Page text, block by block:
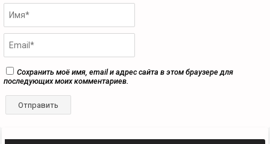
Сохранить моё имя, email и адрес сайта в этом браузере для
последующих моих комментариев.